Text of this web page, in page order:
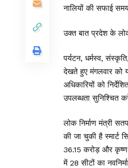
नालियों की सफाई
उक्त बात प्रदेश के
पर्यटन, धर्मस्व,
देखते हुए मंगलवार को
अधिकारियों को
उपलब्धता सुनिश्चित
लोक निर्माण मंत्री
की जा चुकी है स्मार्ट
36.15 करोड़ और कृष्ण
में 28 सीटों का